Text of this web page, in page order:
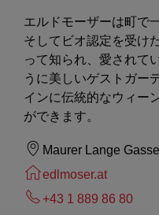
エルドモーザーは町で
そしてビオ認定を受け
って知られ、愛されて
うに美しいゲストガー
インに伝統的なウィー
ができます。
Maurer Lange
edlmoser.at
+43 1 889 86 80